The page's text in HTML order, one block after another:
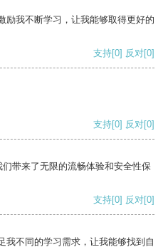
励我不断学习，让我能够取得更好的
支持[0] 反对[0]
支持[0] 反对[0]
带来了无限的流畅体验和安全性保
支持[0] 反对[0]
我不同的学习需求，让我能够找到自